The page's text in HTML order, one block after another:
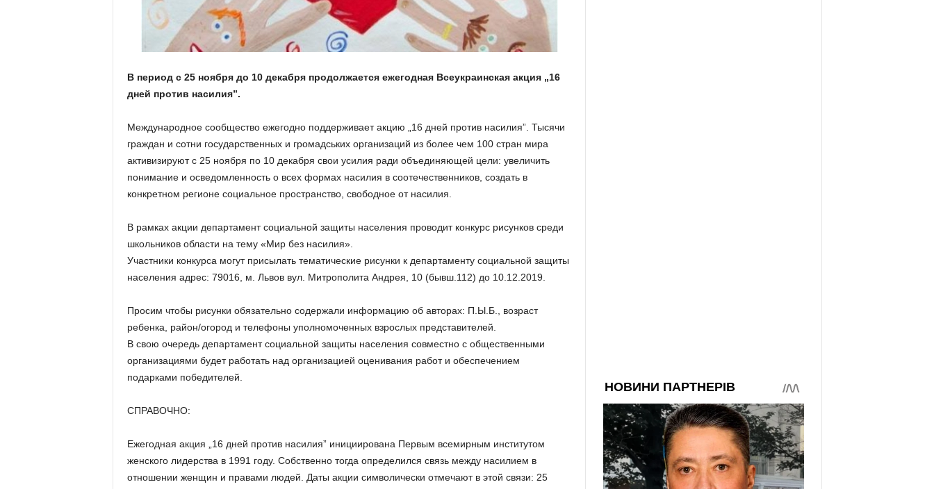
В период с 25 ноября до 10 декабря продолжается ежегодная Всеукраинская акция „16
дней против насилия”.
Международное сообщество ежегодно поддерживает акцию „16 дней против насилия”. Тысячи
граждан и сотни государственных и громадських организаций из более чем 100 стран мира
активизируют с 25 ноября по 10 декабря свои усилия ради объединяющей цели: увеличить
понимание и осведомленность о всех формах насилия в соотечественников, создать в
конкретном регионе социальное пространство, свободное от насилия.
В рамках акции департамент социальной защиты населения проводит конкурс рисунков среди
школьников области на тему «Мир без насилия».
Участники конкурса могут присылать тематические рисунки к департаменту социальной защиты
населения адрес: 79016, м. Львов вул. Митрополита Андрея, 10 (бывш.112) до 10.12.2019.
Просим чтобы рисунки обязательно содержали информацию об авторах: П.Ы.Б., возраст
ребенка, район/огород и телефоны уполномоченных взрослых представителей.
В свою очередь департамент социальной защиты населения совместно с общественными
организациями будет работать над организацией оценивания работ и обеспечением
подарками победителей.
СПРАВОЧНО:
Ежегодная акция „16 дней против насилия” инициирована Первым всемирным институтом
женского лидерства в 1991 году. Собственно тогда определился связь между насилием в
отношении женщин и правами людей. Даты акции символически отмечают в этой связи: 25